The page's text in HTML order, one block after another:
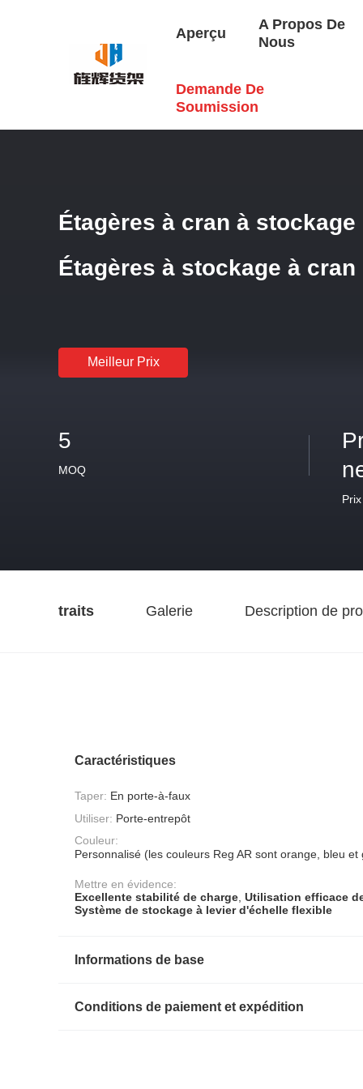
Aperçu
A Propos De
Nous
Demande De
Soumission
Aperçu / Produits Défilement Ligne Par Ligne De
Étagères à cran à
Étagères à stockage à
Meilleur Prix
5
MOQ
Prix
traits Galerie Description de
Caractéristiques
Taper: En porte-à-faux
Utiliser: Porte-entrepôt
Couleur:
Personnalisé (les couleurs Reg AR sont orange, bleu et
Mettre en évidence:
Excellente stabilité de charge, Utilisation efficace
Système de stockage à levier d'échelle flexible
Informations de base
Conditions de paiement et expédition